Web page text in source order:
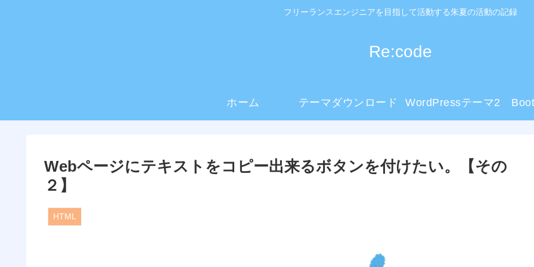
フリーランスエンジニアを目指して活動する朱夏の活動の記録
Re:code
ホーム テーマダウンロード WordPressテーマ2
Webページにテキストをコピー出来るボタンを付けたい。【その
２】
HTML